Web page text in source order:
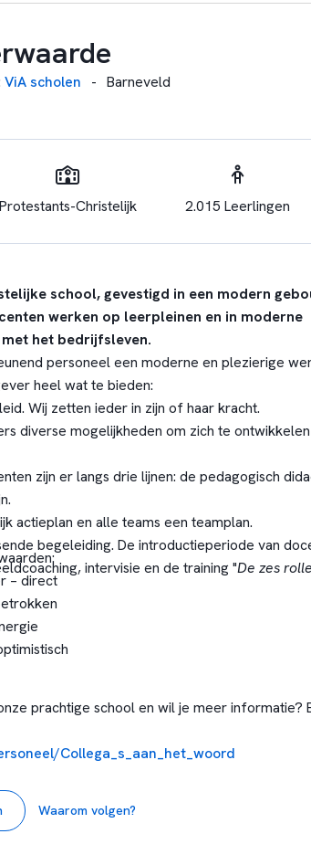
ViA scholen - Barneveld
Protestants-Christelijk 2.015 Leerlingen
school, gevestigd in een modern
werken op leerpleinen en in moderne
het bedrijfsleven.
personeel een moderne en plezierige
heel wat te bieden:
Wij zetten ieder in zijn of haar kracht.
diverse mogelijkheden om zich te
zijn er langs drie lijnen: de pedagogisch
actieplan en alle teams een teamplan.
begeleiding. De introductieperiode van
intervisie en de training "De zes
– direct
prachtige school en wil je meer informatie?
Collega_s_aan_het_woord
Waarom volgen?